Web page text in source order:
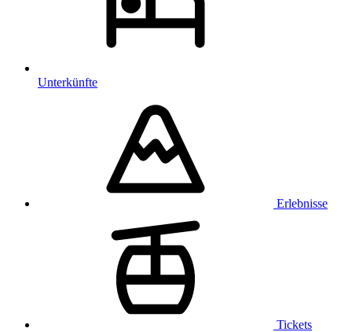
Unterkünfte
Erlebnisse
Tickets